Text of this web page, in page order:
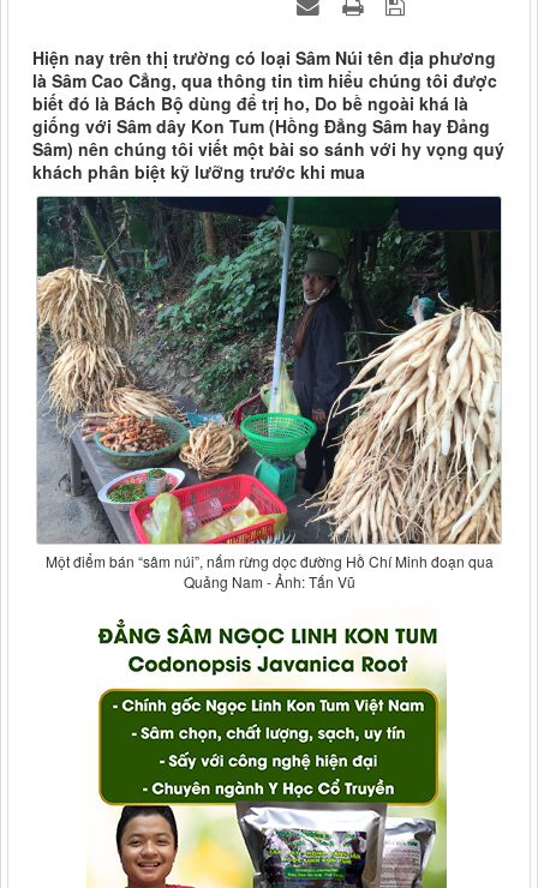
Hiện nay trên thị trường có loại Sâm Núi tên địa phương
là Sâm Cao Cẳng, qua thông tin tìm hiểu chúng tôi được
biết đó là Bách Bộ dùng để trị ho, Do bề ngoài khá là
giống với Sâm dây Kon Tum (Hồng Đẳng Sâm hay Đảng
Sâm) nên chúng tôi viết một bài so sánh với hy vọng quý
khách phân biệt kỹ lưỡng trước khi mua
Một điểm bán “sâm núi”, nấm rừng dọc đường Hồ Chí Minh đoạn qua
Quảng Nam - Ảnh: Tấn Vũ